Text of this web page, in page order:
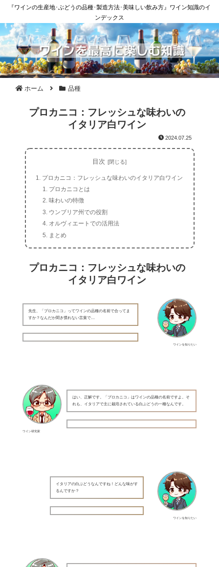
『ワインの生産地･ぶどうの品種･製造方法･美味しい飲み方』ワイン知識のイ
ンデックス
ホーム 品種
プロカニコ：フレッシュな味わいの
イタリア白ワイン
2024.07.25
目次
プロカニコ：フレッシュな味わいのイタリア白ワイン
プロカニコとは
味わいの特徴
ウンブリア州での役割
オルヴィエートでの活用法
まとめ
プロカニコ：フレッシュな味わいの
イタリア白ワイン
ワインを知りたい
先生、「プロカニコ」ってワインの品種の名前で合ってま
すか？なんだか聞き慣れない言葉で…
ワイン研究家
はい、正解です。「プロカニコ」はワインの品種の名前ですよ。そ
れも、イタリアで主に栽培されている白ぶどうの一種なんです。
ワインを知りたい
イタリアの白ぶどうなんですね！どんな味がす
るんですか？